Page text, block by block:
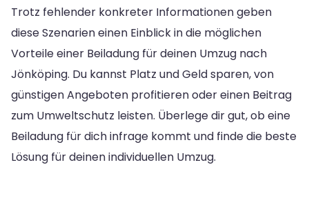
Trotz fehlender konkreter Informationen geben
diese Szenarien einen Einblick in die möglichen
Vorteile einer Beiladung für deinen Umzug nach
Jönköping. Du kannst Platz und Geld sparen, von
günstigen Angeboten profitieren oder einen Beitrag
zum Umweltschutz leisten. Überlege dir gut, ob eine
Beiladung für dich infrage kommt und finde die beste
Lösung für deinen individuellen Umzug.